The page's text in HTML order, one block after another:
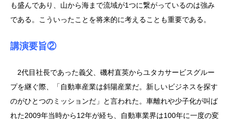
も盛んであり、山から海まで流域が1つに繋がっているのは強み
である。こういったことを将来的に考えることも重要である。
講演要旨②
2代目社長であった義父、磯村直英からユタカサービスグルー
プを継ぐ際、「自動車産業は斜陽産業だ。新しいビジネスを探す
のがひとつのミッションだ」と言われた。車離れや少子化が叫ば
れた2009年当時から12年が経ち、自動車業界は100年に一度の変